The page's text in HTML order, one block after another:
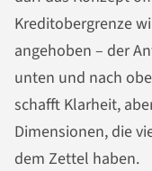
Kreditobergrenze
angehoben – der
unten und nach
schafft Klarheit,
Dimensionen, die
dem Zettel haben.